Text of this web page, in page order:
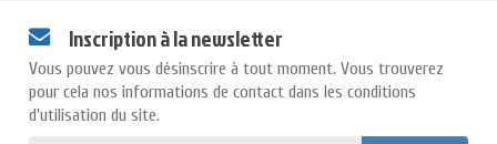
Inscription à la newsletter
Vous pouvez vous désinscrire à tout moment. Vous trouverez
pour cela nos informations de contact dans les conditions
d'utilisation du site.